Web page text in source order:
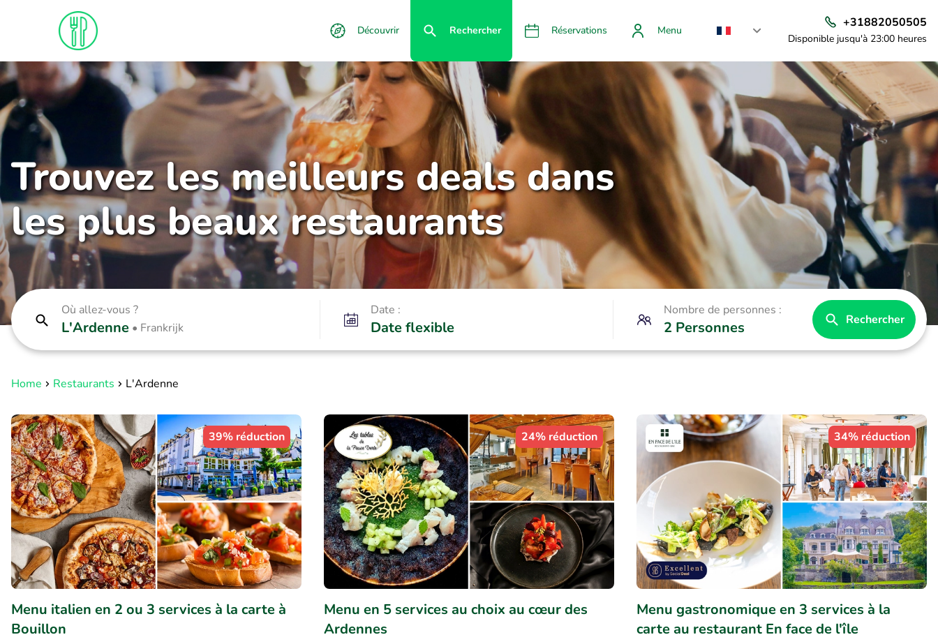
Découvrir Rechercher Réservations Menu
+31882050505
Disponible jusqu'à 23:00 heures
Trouvez les meilleurs deals dans
les plus beaux restaurants
Où allez-vous ?
L'Ardenne • Frankrijk
Date :
Date flexible
Nombre de personnes :
2 Personnes Rechercher
Home Restaurants L'Ardenne
39% réduction
Menu italien en 2 ou 3 services à la carte à
Bouillon
24% réduction
Menu en 5 services au choix au cœur des
Ardennes
34% réduction
Menu gastronomique en 3 services à la
carte au restaurant En face de l'île